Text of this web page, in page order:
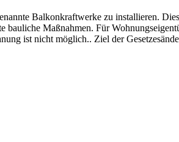
Balkonkraftwerke zu installieren.
Maßnahmen. Für
ist nicht möglich.. Ziel der